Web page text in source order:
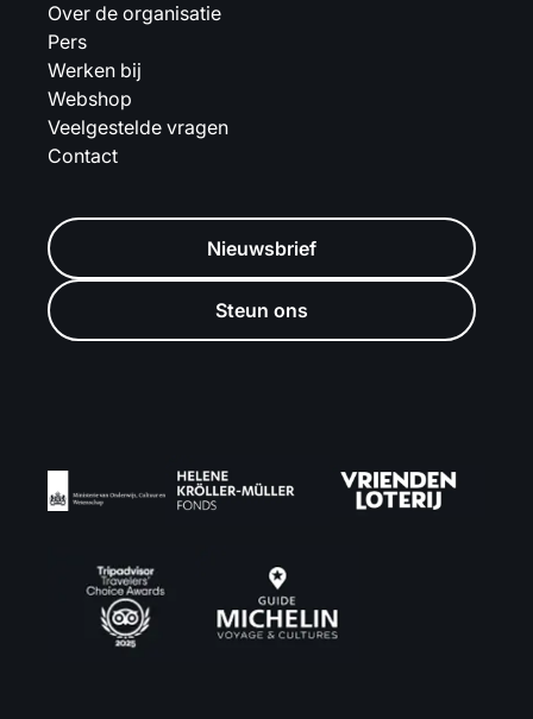
Over de organisatie
Pers
Werken bij
Webshop
Veelgestelde vragen
Contact
Nieuwsbrief
Steun ons